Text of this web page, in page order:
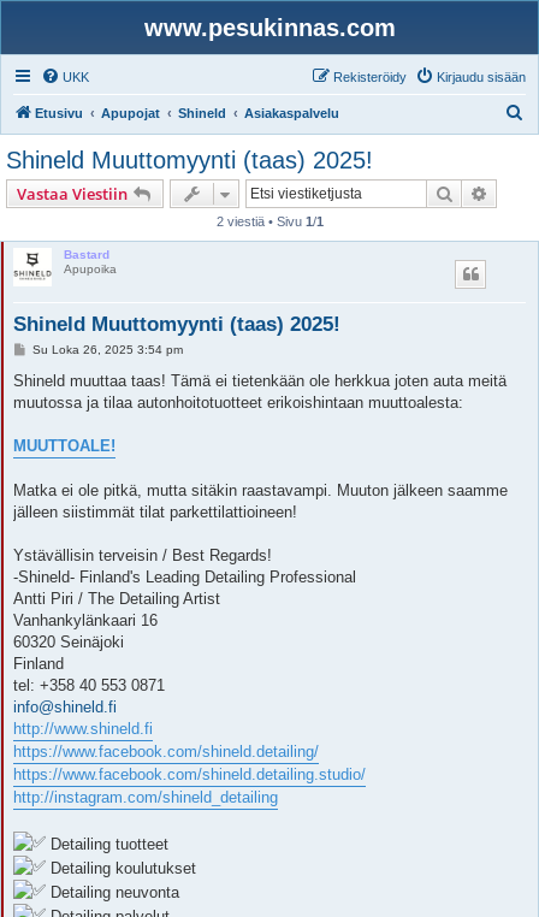
www.pesukinnas.com
UKK Kirjaudu sisään
Rekisteröidy
Etusivu Apupojat Shineld Asiakaspalvelu
Shineld Muuttomyynti (taas) 2025!
Vastaa Viestiin Etsi
2 viestiä • Sivu 1/1
Bastard
Apupoika
Shineld Muuttomyynti (taas) 2025!
V
e
t
Su Loka 26, 2025 3:54 pm
Shineld muuttaa taas! Tämä ei tietenkään ole herkkua joten auta meitä
muutossa ja tilaa autonhoitotuotteet erikoishintaan muuttoalesta:
MUUTTOALE!
Matka ei ole pitkä, mutta sitäkin raastavampi. Muuton jälkeen saamme
jälleen siistimmät tilat parkettilattioineen!
Ystävällisin terveisin / Best Regards!
-Shineld- Finland's Leading Detailing Professional
Antti Piri / The Detailing Artist
Vanhankylänkaari 16
60320 Seinäjoki
Finland
tel: +358 40 553 0871
info@shineld.fi
http://www.shineld.fi
https://www.facebook.com/shineld.detailing/
https://www.facebook.com/shineld.detailing.studio/
http://instagram.com/shineld_detailing
Detailing tuotteet
Detailing koulutukset
Detailing neuvonta